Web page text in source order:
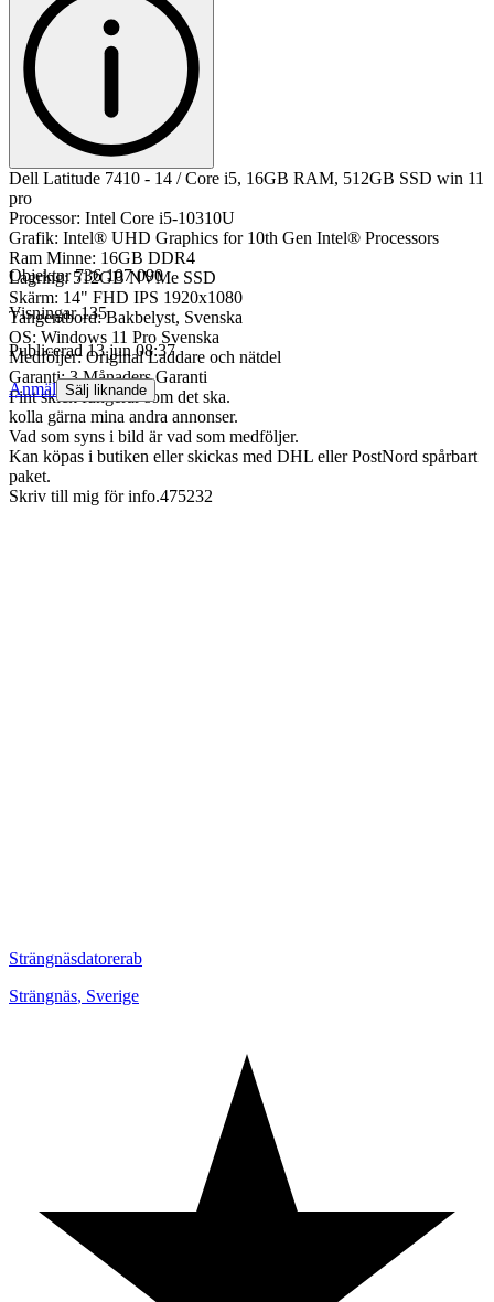
Dell Latitude 7410 - 14 / Core i5, 16GB RAM, 512GB SSD win 11
pro
Processor: Intel Core i5-10310U
Grafik: Intel® UHD Graphics for 10th Gen Intel® Processors
Ram Minne: 16GB DDR4
Lagring: 512GB NVMe SSD
Skärm: 14" FHD IPS 1920x1080
Tangentbord: Bakbelyst, Svenska
OS: Windows 11 Pro Svenska
Medföljer: Original Laddare och nätdel
Garanti: 3 Månaders Garanti
Fint skick fungerar som det ska.
kolla gärna mina andra annonser.
Vad som syns i bild är vad som medföljer.
Kan köpas i butiken eller skickas med DHL eller PostNord spårbart
paket.
Skriv till mig för info.475232
Objektnr 736 107 090
Visningar 135
Publicerad 13 jun 08:37
Anmäl Sälj liknande
Strängnäsdatorerab
Strängnäs, Sverige